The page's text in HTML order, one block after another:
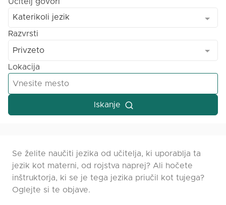
Katerikoli jezik
Razvrsti
Privzeto
Lokacija
Iskanje
Se želite naučiti jezika od učitelja, ki uporablja ta
jezik kot materni, od rojstva naprej? Ali hočete
inštruktorja, ki se je tega jezika priučil kot tujega?
Oglejte si te objave.